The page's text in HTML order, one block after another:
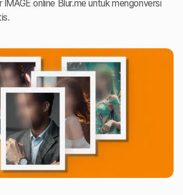
online Blur.me untuk mengonversi